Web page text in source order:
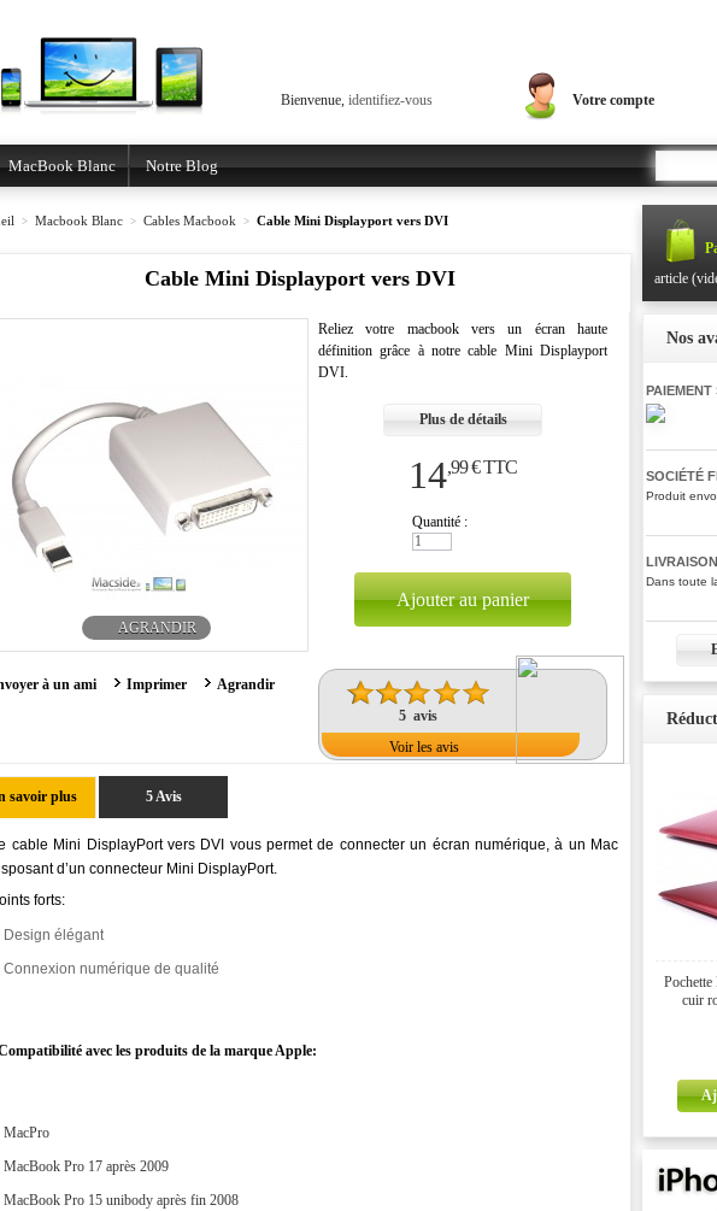
Bienvenue, identifiez-vous Votre compte
MacBook Blanc Notre Blog
> Macbook Blanc > Cables Macbook > Cable Mini Displayport vers DVI
Cable Mini Displayport vers DVI
AGRANDIR
à un ami Imprimer Agrandir
Reliez votre macbook vers un écran haute
définition grâce à notre cable Mini Displayport
DVI.
Plus de détails
14,99 € TTC
Quantité :
5 avis
Voir les avis
savoir plus 5 Avis
cable Mini DisplayPort vers DVI vous permet de connecter un écran numérique, à un Mac
d’un connecteur Mini DisplayPort.
forts:
Design élégant
Connexion numérique de qualité
avec les produits de la marque Apple:
MacPro
MacBook Pro 17 après 2009
MacBook Pro 15 unibody après fin 2008
article
Nos
PAIEMENT
SOCIÉTÉ
Produit
Dans toute
cuir